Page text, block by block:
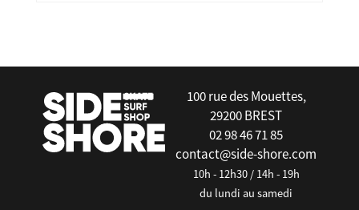
100 rue des Mouettes,
29200 BREST
02 98 46 71 85
contact@side-shore.com
10h - 12h30 / 14h - 19h
du lundi au samedi